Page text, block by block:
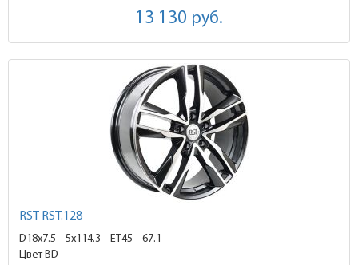
13 130 руб.
RST RST.128
D18x7.5 5x114.3 ET45
67.1
Цвет BD